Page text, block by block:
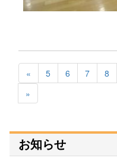
« 5 6 7 8
»
お知らせ